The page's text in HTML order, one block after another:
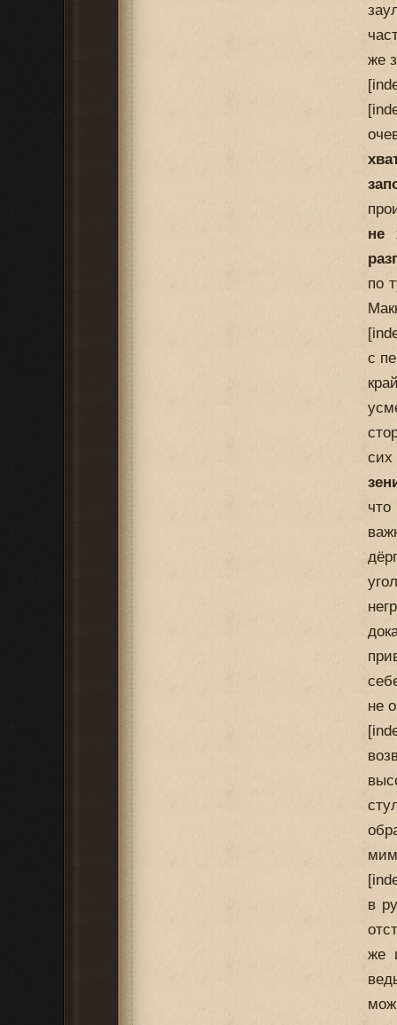
же
не
по
с
не
в
же